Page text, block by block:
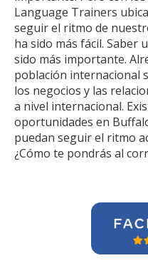
Language Trainers
seguir el ritmo de
ha sido más fácil. Saber
sido más importante.
población internacional
los negocios y las
a nivel internacional.
oportunidades en
puedan seguir el ritmo
¿Cómo te pondrás al